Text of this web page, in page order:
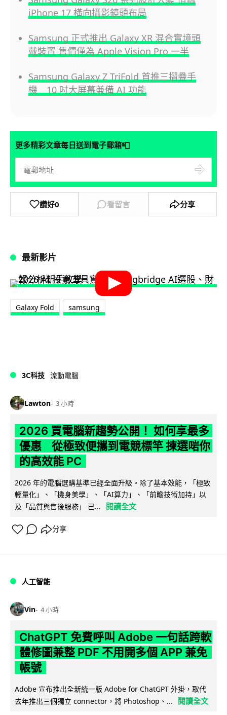
iPhone 17 橫向攝影鏡頭布局
Samsung 正式推出 Galaxy XR 混合實境頭
戴裝置 售價僅為 Apple Vision Pro 一半
Samsung Galaxy Z TriFold 首推三摺疊手
機 10 吋大屏幕兼備 AI 功能
更多精彩文章每日送到電子郵箱📮
讚好0 看留言 分享
最新影片
Galaxy Fold samsung
3C科技 流動電腦
Lawton 3 小時
2026 買電腦新趨勢公開！ 如何享最多
優惠 從極致便攜到電競標竿 揀選啱你
的高效能 PC
2026 年的電腦選購基準已經全面升級。除了基本效能，「極致
輕量化」、「機身美學」、「AI算力」、「前瞻技術加持」以
及「品質與售後服務」 已...
閱讀全文
分享
人工智能
Vin 4 小時
ChatGPT 免費呼叫 Adobe 一句話跨軟
體修圖兼整 PDF 不用開多個 APP 兼免
帳號
Adobe 宣布推出全新統一版 Adobe for ChatGPT 外掛，取代
去年推出三個獨立 connector，將 Photoshop、...
閱讀全文